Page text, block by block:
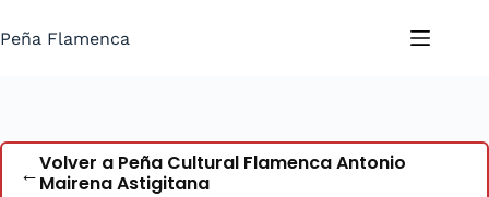
al
Peña Flamenca
←Volver a Peña Cultural Flamenca Antonio
Mairena Astigitana